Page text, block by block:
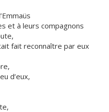
et à leurs compagnons
fait reconnaître par eux
d’eux,